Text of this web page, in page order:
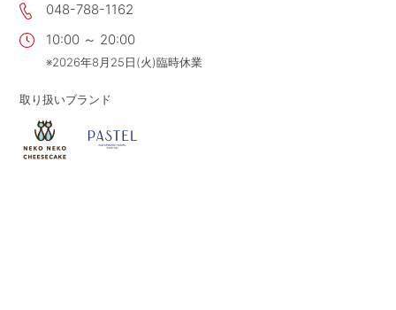
CONTACT
APP
PRIVACY POLICY プライバシーポリシー
RECRUIT 2027
RECRUIT
048-788-1162
10:00 ～ 20:00
※2026年8月25日(火)臨時休業
取り扱いブランド